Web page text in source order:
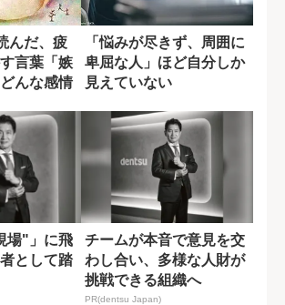
んだ、疲
言葉「嫉
んな感情
「悩みが尽きず、周囲に
卑屈な人」ほど自分しか
見えていない
場"」に飛
として踏
チームが本音で意見を交
わし合い、多様な人財が
挑戦できる組織へ
PR(dentsu Japan)